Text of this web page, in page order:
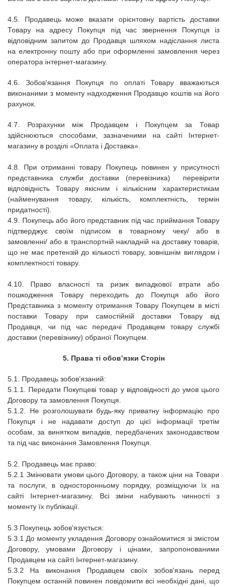
4.5.
Продавець може вказати орієнтовну вартість доставки
Товару на адресу Покупця під час звернення Покупця із
відповідним запитом до Продавця шляхом надіслання листа
на електронну пошту або при оформленні замовлення через
оператора інтернет-магазину.
4.6.
Зобов'язання Покупця по оплаті Товару вважаються
виконаними з моменту надходження Продавцю коштів на його
рахунок.
4.7.
Розрахунки між Продавцем і Покупцем за Товар
здійснюються способами, зазначеними на сайті
Інтернет-
магазину в розділі «Оплата і Доставка».
4.8.
При отриманні товару Покупець повинен у присутності
представника служби доставки (перевізника) перевірити
відповідність Товару якісним і кількісним характеристикам
(найменування товару, кількість, комплектність, термін
придатності).
4.9.
Покупець або його представник під час приймання Товару
підтверджує своїм підписом в товарному чеку/ або в
замовленні/ або в транспортній накладній на доставку товарів,
що не має претензій до кількості товару, зовнішнім виглядом і
комплектності товару.
4.10. Право власності та ризик випадкової втрати або
пошкодження Товару переходить до Покупця або його
Представника з моменту отримання Товару Покупцем в місті
поставки Товару при самостійній доставки Товару від
Продавця, чи під час передачі Продавцем товару службі
доставки (перевізнику) обраної Покупцем.
5. Права ті обов’язки Сторін
5.1. Продавець зобов’язаний:
5.1.1. Передати Покупцеві товар у відповідності до умов цього
Договору та замовлення Покупця.
5.1.2. Не розголошувати будь-яку приватну інформацію про
Покупця і не надавати доступ до цієї інформації третім
особам, за винятком випадків, передбачених законодавством
та під час виконання Замовлення Покупця.
5.2. Продавець має право:
5.2.1 Змінювати умови цього Договору, а також ціни на Товари
та послуги, в односторонньому порядку, розміщуючи їх на
сайті Інтернет-магазину. Всі зміни набувають чинності з
моменту їх публікації.
5.3 Покупець зобов'язується:
5.3.1 До моменту укладення Договору ознайомитися зі змістом
Договору, умовами Договору і цінами, запропонованими
Продавцем на сайті Інтернет-магазину.
5.3.2 На виконання Продавцем своїх зобов'язань перед
Покупцем останній повинен повідомити всі необхідні дані, що